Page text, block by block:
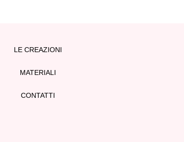
LE CREAZIONI
MATERIALI
CONTATTI